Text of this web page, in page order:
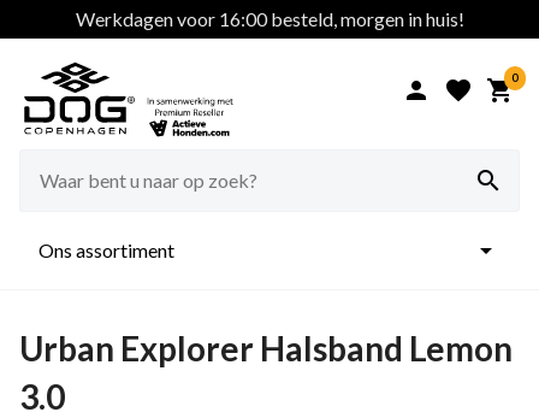
Werkdagen voor 16:00 besteld, morgen in huis!
  0

Ons assortiment 
Urban Explorer Halsband Lemon
3.0